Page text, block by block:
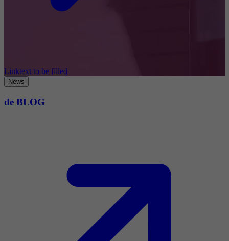
Linktext to be filled
News
de BLOG